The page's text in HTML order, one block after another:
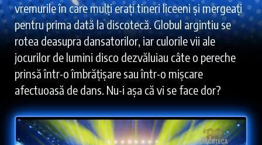
vremurile în care mulți erați tineri liceeni și mergeați
pentru prima dată la discotecă. Globul argintiu se
rotea deasupra dansatorilor, iar culorile vii ale
jocurilor de lumini disco dezvăluiau câte o pereche
prinsă într-o îmbrățișare sau într-o mișcare
afectuoasă de dans. Nu-i așa că vi se face dor?